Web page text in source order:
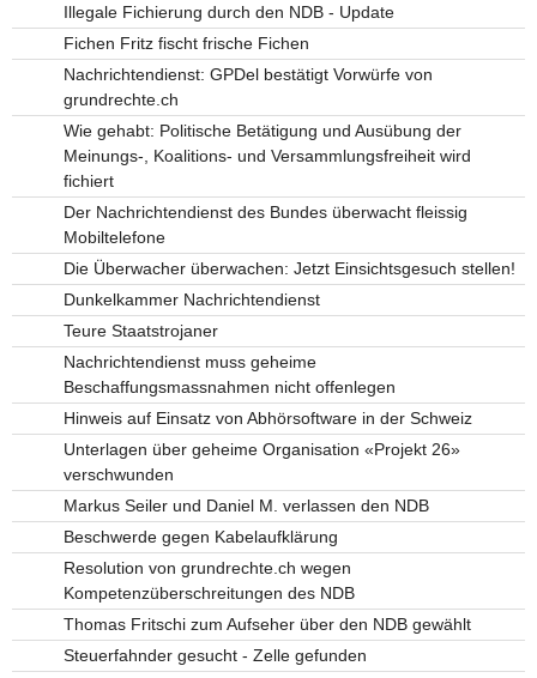
Illegale Fichierung durch den NDB - Update
Fichen Fritz fischt frische Fichen
Nachrichtendienst: GPDel bestätigt Vorwürfe von
grundrechte.ch
Wie gehabt: Politische Betätigung und Ausübung der
Meinungs-, Koalitions- und Versammlungsfreiheit wird
fichiert
Der Nachrichtendienst des Bundes überwacht fleissig
Mobiltelefone
Die Überwacher überwachen: Jetzt Einsichtsgesuch stellen!
Dunkelkammer Nachrichtendienst
Teure Staatstrojaner
Nachrichtendienst muss geheime
Beschaffungsmassnahmen nicht offenlegen
Hinweis auf Einsatz von Abhörsoftware in der Schweiz
Unterlagen über geheime Organisation «Projekt 26»
verschwunden
Markus Seiler und Daniel M. verlassen den NDB
Beschwerde gegen Kabelaufklärung
Resolution von grundrechte.ch wegen
Kompetenzüberschreitungen des NDB
Thomas Fritschi zum Aufseher über den NDB gewählt
Steuerfahnder gesucht - Zelle gefunden